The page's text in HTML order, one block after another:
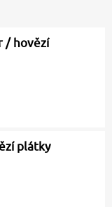
/ hovězí
plátky